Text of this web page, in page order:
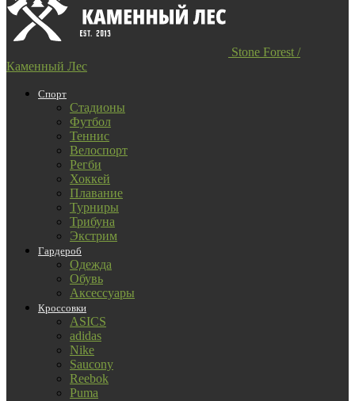
Stone Forest /
Каменный Лес
Спорт
Стадионы
Футбол
Теннис
Велоспорт
Регби
Хоккей
Плавание
Турниры
Трибуна
Экстрим
Гардероб
Одежда
Обувь
Аксессуары
Кроссовки
ASICS
adidas
Nike
Saucony
Reebok
Puma